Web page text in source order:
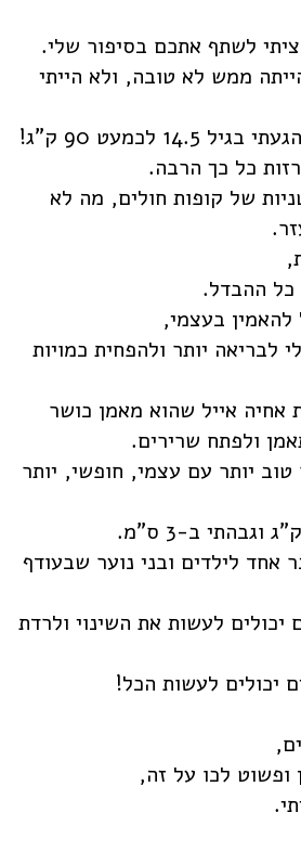
ממש לא טובה, ולא הייתי
לכמעט 90 ק"ג!
כל כך הרבה.
של קופות חולים, מה לא
כל ההבדל.
להאמין בעצמי,
לבריאה יותר ולהפחית כמויות
אייל שהוא מאמן כושר
ולפתח שרירים.
טוב יותר עם עצמי, חופשי, יותר
אחד לילדים ובני נוער שבעודף
לעשות את השינוי ולרדת
יכולים לעשות הכל!
ופשוט לכו על זה,